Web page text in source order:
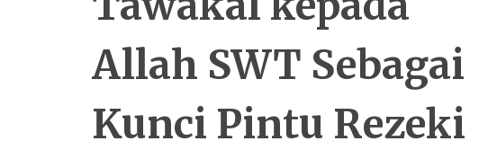
Allah SWT Sebagai
Kunci Pintu Rezeki